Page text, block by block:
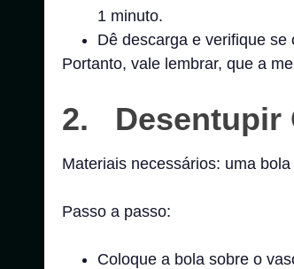
1 minuto.
Dê descarga e verifique
Portanto, vale lembrar, que a
2. Desentupir
Materiais necessários: uma
Passo a passo:
Coloque a bola sobre o